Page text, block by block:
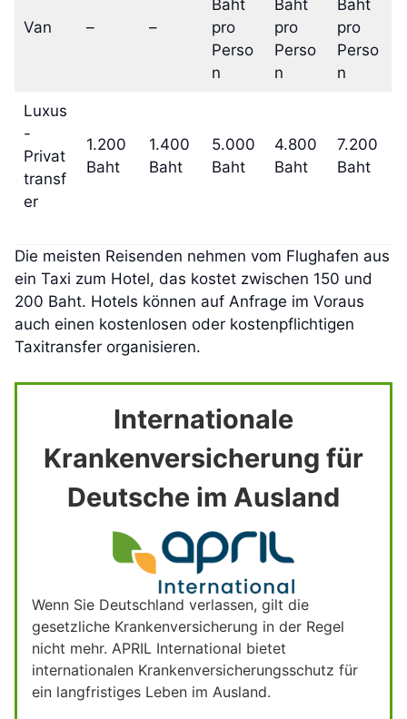
Van – –
Baht
pro
Perso
n
Baht
pro
Perso
n
Baht
pro
Perso
n
Luxus
-
Privat
transf
er
1.200
Baht
1.400
Baht
5.000
Baht
4.800
Baht
7.200
Baht
Die meisten Reisenden nehmen vom Flughafen aus
ein Taxi zum Hotel, das kostet zwischen 150 und
200 Baht. Hotels können auf Anfrage im Voraus
auch einen kostenlosen oder kostenpflichtigen
Taxitransfer organisieren.
Internationale
Krankenversicherung für
Deutsche im Ausland
Wenn Sie Deutschland verlassen, gilt die
gesetzliche Krankenversicherung in der Regel
nicht mehr. APRIL International bietet
internationalen Krankenversicherungsschutz für
ein langfristiges Leben im Ausland.